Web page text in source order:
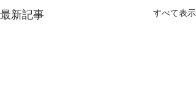
最新記事 すべて表示